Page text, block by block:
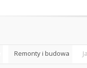
Remonty i budowa